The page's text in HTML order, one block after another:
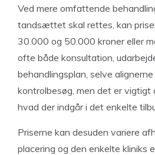
Ved mere omfattende
tandsættet skal rettes, kan
30.000 og 50.000 kroner eller
ofte både konsultation,
behandlingsplan, selve
kontrolbesøg, men det er vigtigt
hvad der indgår i det enkelte
Priserne kan desuden variere
placering og den enkelte kliniks